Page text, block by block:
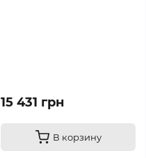
15 431 грн
В корзину